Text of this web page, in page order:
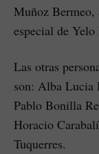
Muñoz Bermeo,
especial de
Las otras
son: Alba Lucia
Pablo Bonilla
Horacio
Tuquerres.